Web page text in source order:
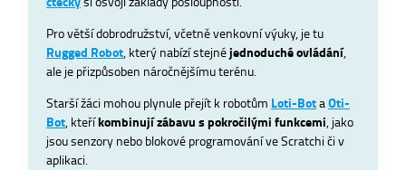
Pro větší dobrodružství, včetně venkovní výuky, je tu
Rugged Robot , který nabízí stejnéjednoduché ovládání,
ale je přizpůsoben náročnějšímu terénu.
Starší žáci mohou plynule přejít k robotům Loti-BotaOti-
Bot, kteříkombinují zábavu s pokročilými funkcemi, jako
jsou senzory nebo blokové programování ve Scratchi či v
aplikaci.